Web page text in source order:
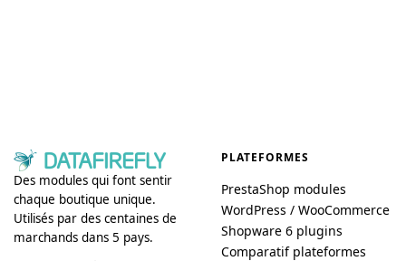
Des modules qui font sentir
chaque boutique unique.
Utilisés par des centaines de
marchands dans 5 pays.
PLATEFORMES
PrestaShop modules
WordPress / WooCommerce
Shopware 6 plugins
Comparatif plateformes